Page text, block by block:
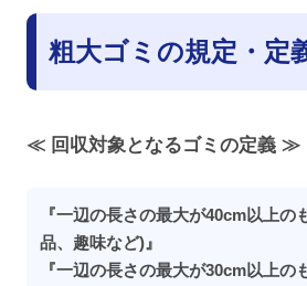
粗大ゴミの規定・定
≪ 回収対象となるゴミの定義 ≫
『一辺の長さの最大が40cm以上の
品、趣味など)』
『一辺の長さの最大が30cm以上の